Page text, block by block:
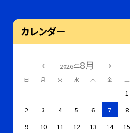
カレンダー
2026年8月
日 月 火 水 木 金 土
1
2
3 4 5 6 7
8
9
10 11 12 13 14
15